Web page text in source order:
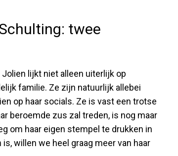
twee
lijkt niet alleen uiterlijk op
familie. Ze zijn natuurlijk allebei
op haar socials. Ze is vast een trotse
beroemde zus zal treden, is nog maar
om haar eigen stempel te drukken in
willen we heel graag meer van haar